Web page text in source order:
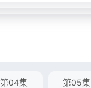
第04集 第05集